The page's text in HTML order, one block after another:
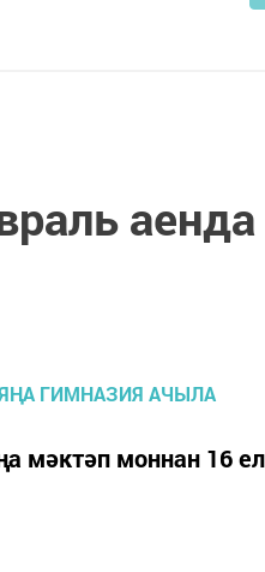
мәктәп моннан 16